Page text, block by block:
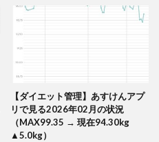
【ダイエット管理】あすけんアプ
リで見る2026年02月の状況
（MAX99.35 → 現在94.30kg
▲5.0kg）